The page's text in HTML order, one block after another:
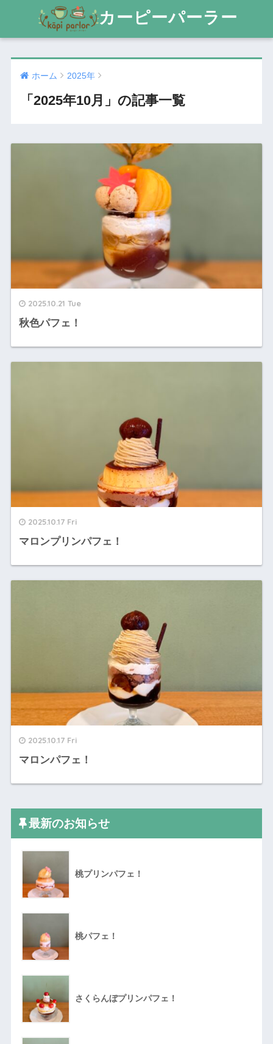
カーピーパーラー
ホーム 2025年
「2025年10月」の記事一覧
2025.10.21 Tue
秋色パフェ！
2025.10.17 Fri
マロンプリンパフェ！
2025.10.17 Fri
マロンパフェ！
最新のお知らせ
桃プリンパフェ！
桃パフェ！
さくらんぼプリンパフェ！